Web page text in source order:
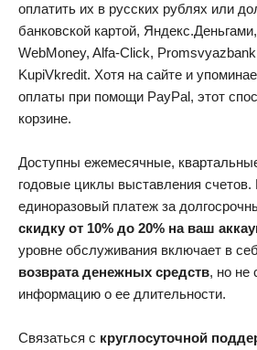
оплатить их в русских рублях или
банковской картой,
WebMoney, Alfa-Click,
KupiVkredit. Хотя на сайте и
оплаты при помощи PayPal, этот
корзине.
Доступны ежемесячные,
годовые циклы выставления
единоразовый платеж за
скидку от 10% до 20% на ваш
уровне обслуживания включает в
возврата денежных средств, но не
информацию о ее длительности.
Связаться с круглосуточной